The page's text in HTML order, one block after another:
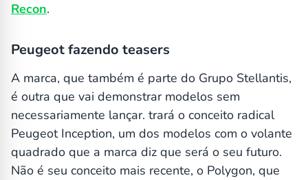
Recon.
Peugeot fazendo teasers
A marca, que também é parte do Grupo Stellantis,
é outra que vai demonstrar modelos sem
necessariamente lançar. trará o conceito radical
Peugeot Inception, um dos modelos com o volante
quadrado que a marca diz que será o seu futuro.
Não é seu conceito mais recente, o Polygon, que